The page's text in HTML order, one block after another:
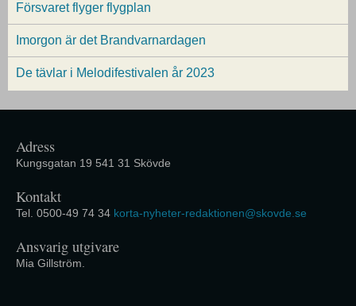
Försvaret flyger flygplan
Imorgon är det Brandvarnardagen
De tävlar i Melodifestivalen år 2023
Adress
Kungsgatan 19 541 31 Skövde
Kontakt
Tel. 0500-49 74 34 korta-nyheter-redaktionen@skovde.se
Ansvarig utgivare
Mia Gillström.